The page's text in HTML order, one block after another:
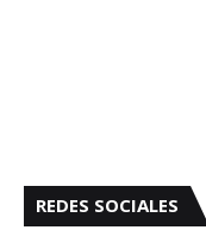
REDES SOCIALES